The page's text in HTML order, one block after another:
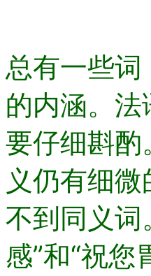
总有一些
的内涵。
要仔细斟
义仍有细
不到同义词
感”和“祝